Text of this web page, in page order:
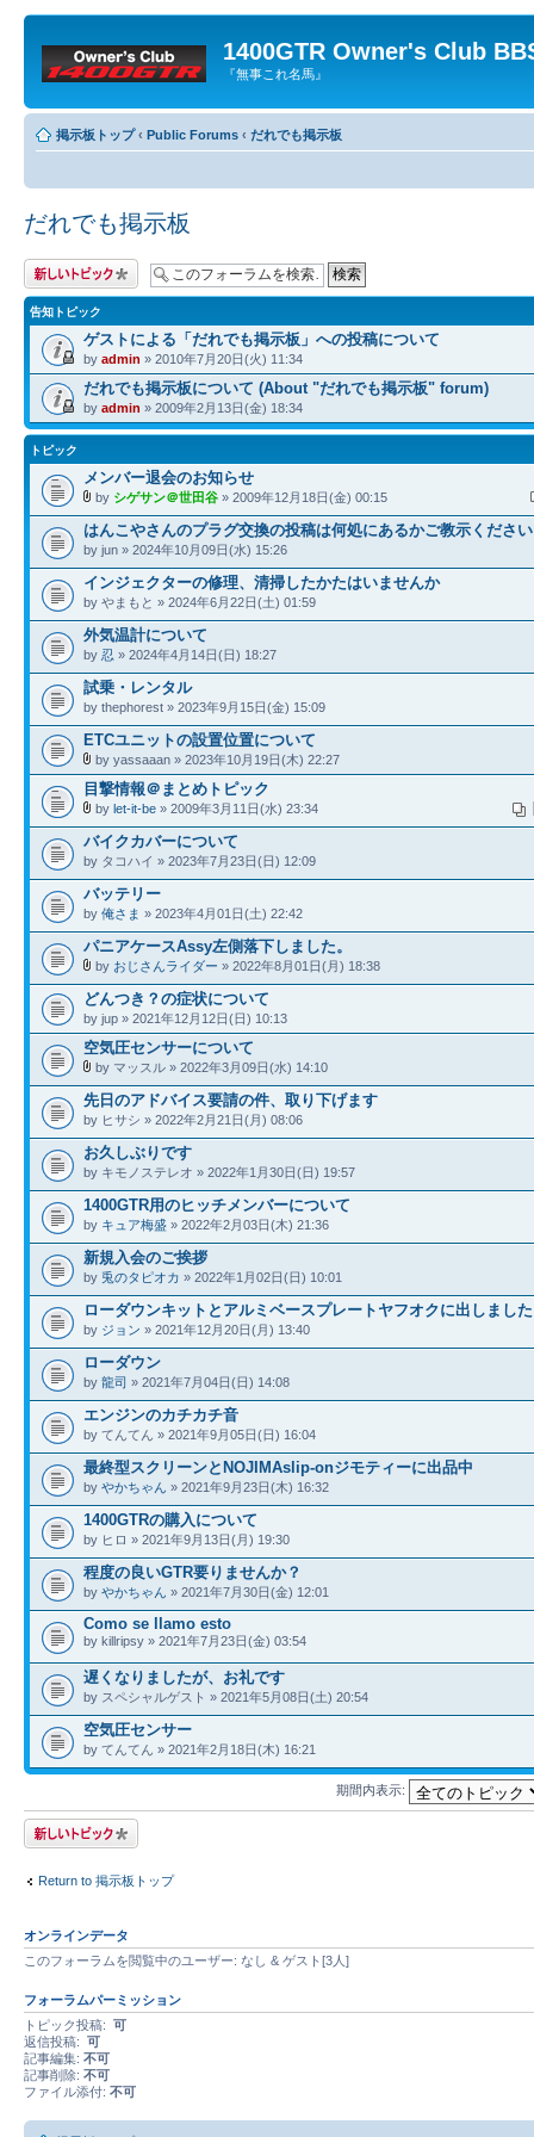
1400GTR Owner's Club
『無事これ名馬』
掲示板トップ ‹ Public Forums ‹ だれでも掲示板
だれでも掲示板
トピックを投稿す
る
告知トピック
ゲストによる「だれでも掲示板」への投稿について
by admin » 2010年7月20日(火) 11:34
だれでも掲示板について (About "だれでも掲示板" forum)
by admin » 2009年2月13日(金) 18:34
トピック
メンバー退会のお知らせ
by シゲサン＠世田谷 » 2009年12月18日(金) 00:15
はんこやさんのプラグ交換の投稿は何処にあるかご教示ください
by jun » 2024年10月09日(水) 15:26
インジェクターの修理、清掃したかたはいませんか
by やまもと » 2024年6月22日(土) 01:59
外気温計について
by 忍 » 2024年4月14日(日) 18:27
試乗・レンタル
by thephorest » 2023年9月15日(金) 15:09
ETCユニットの設置位置について
by yassaaan » 2023年10月19日(木) 22:27
目撃情報＠まとめトピック
by let-it-be » 2009年3月11日(水) 23:34
バイクカバーについて
by タコハイ » 2023年7月23日(日) 12:09
バッテリー
by 俺さま » 2023年4月01日(土) 22:42
パニアケースAssy左側落下しました。
by おじさんライダー » 2022年8月01日(月) 18:38
どんつき？の症状について
by jup » 2021年12月12日(日) 10:13
空気圧センサーについて
by マッスル » 2022年3月09日(水) 14:10
先日のアドバイス要請の件、取り下げます
by ヒサシ » 2022年2月21日(月) 08:06
お久しぶりです
by キモノステレオ » 2022年1月30日(日) 19:57
1400GTR用のヒッチメンバーについて
by キュア梅盛 » 2022年2月03日(木) 21:36
新規入会のご挨拶
by 兎のタピオカ » 2022年1月02日(日) 10:01
ローダウンキットとアルミベースプレートヤフオクに出しまし
by ジョン » 2021年12月20日(月) 13:40
ローダウン
by 龍司 » 2021年7月04日(日) 14:08
エンジンのカチカチ音
by てんてん » 2021年9月05日(日) 16:04
最終型スクリーンとNOJIMAslip-onジモティーに出品中
by やかちゃん » 2021年9月23日(木) 16:32
1400GTRの購入について
by ヒロ » 2021年9月13日(月) 19:30
程度の良いGTR要りませんか？
by やかちゃん » 2021年7月30日(金) 12:01
Como se llamo esto
by killripsy » 2021年7月23日(金) 03:54
遅くなりましたが、お礼です
by スペシャルゲスト » 2021年5月08日(土) 20:54
空気圧センサー
by てんてん » 2021年2月18日(木) 16:21
期間内表示:
トピックを投稿す
る
Return to 掲示板トップ
オンラインデータ
このフォーラムを閲覧中のユーザー: なし & ゲスト[3人]
フォーラムパーミッション
トピック投稿: 可
返信投稿: 可
記事編集: 不可
記事削除: 不可
ファイル添付: 不可